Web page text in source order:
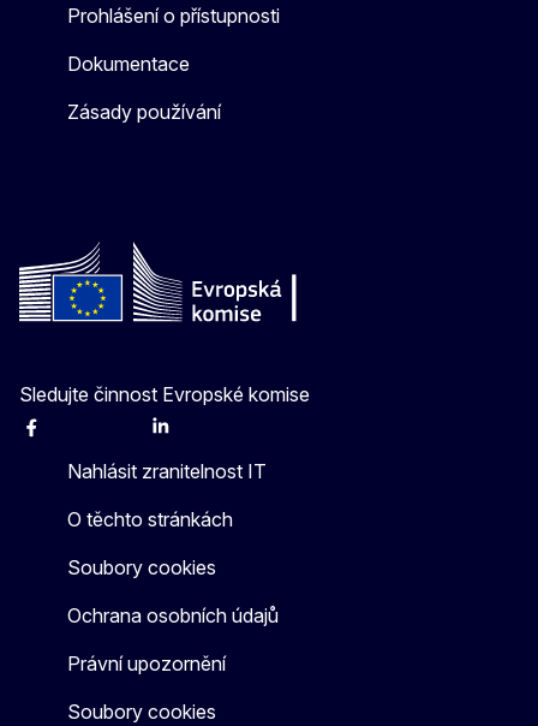
Prohlášení o přístupnosti
Dokumentace
Zásady používání
Sledujte činnost Evropské komise
Facebook Linkedin
Nahlásit zranitelnost IT
O těchto stránkách
Soubory cookies
Ochrana osobních údajů
Právní upozornění
Soubory cookies